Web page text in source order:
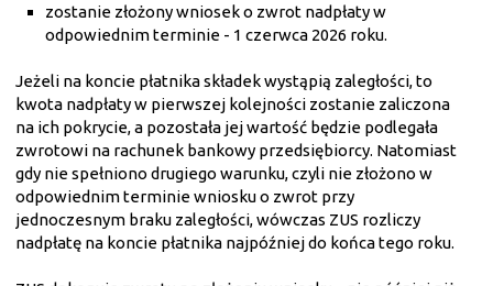
zostanie złożony wniosek o zwrot nadpłaty w
odpowiednim terminie - 1 czerwca 2026 roku.
Jeżeli na koncie płatnika składek wystąpią zaległości, to
kwota nadpłaty w pierwszej kolejności zostanie zaliczona
na ich pokrycie, a pozostała jej wartość będzie podlegała
zwrotowi na rachunek bankowy przedsiębiorcy. Natomiast
gdy nie spełniono drugiego warunku, czyli nie złożono w
odpowiednim terminie wniosku o zwrot przy
jednoczesnym braku zaległości, wówczas ZUS rozliczy
nadpłatę na koncie płatnika najpóźniej do końca tego roku.